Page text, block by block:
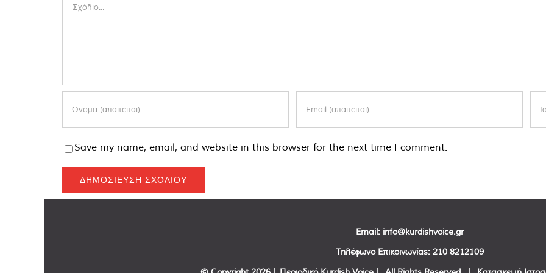
Save my name, email, and website in this browser for the next time I comment.
Email: info@kurdishvoice.gr
Τηλέφωνο Επικοινωνίας: 210 8212109